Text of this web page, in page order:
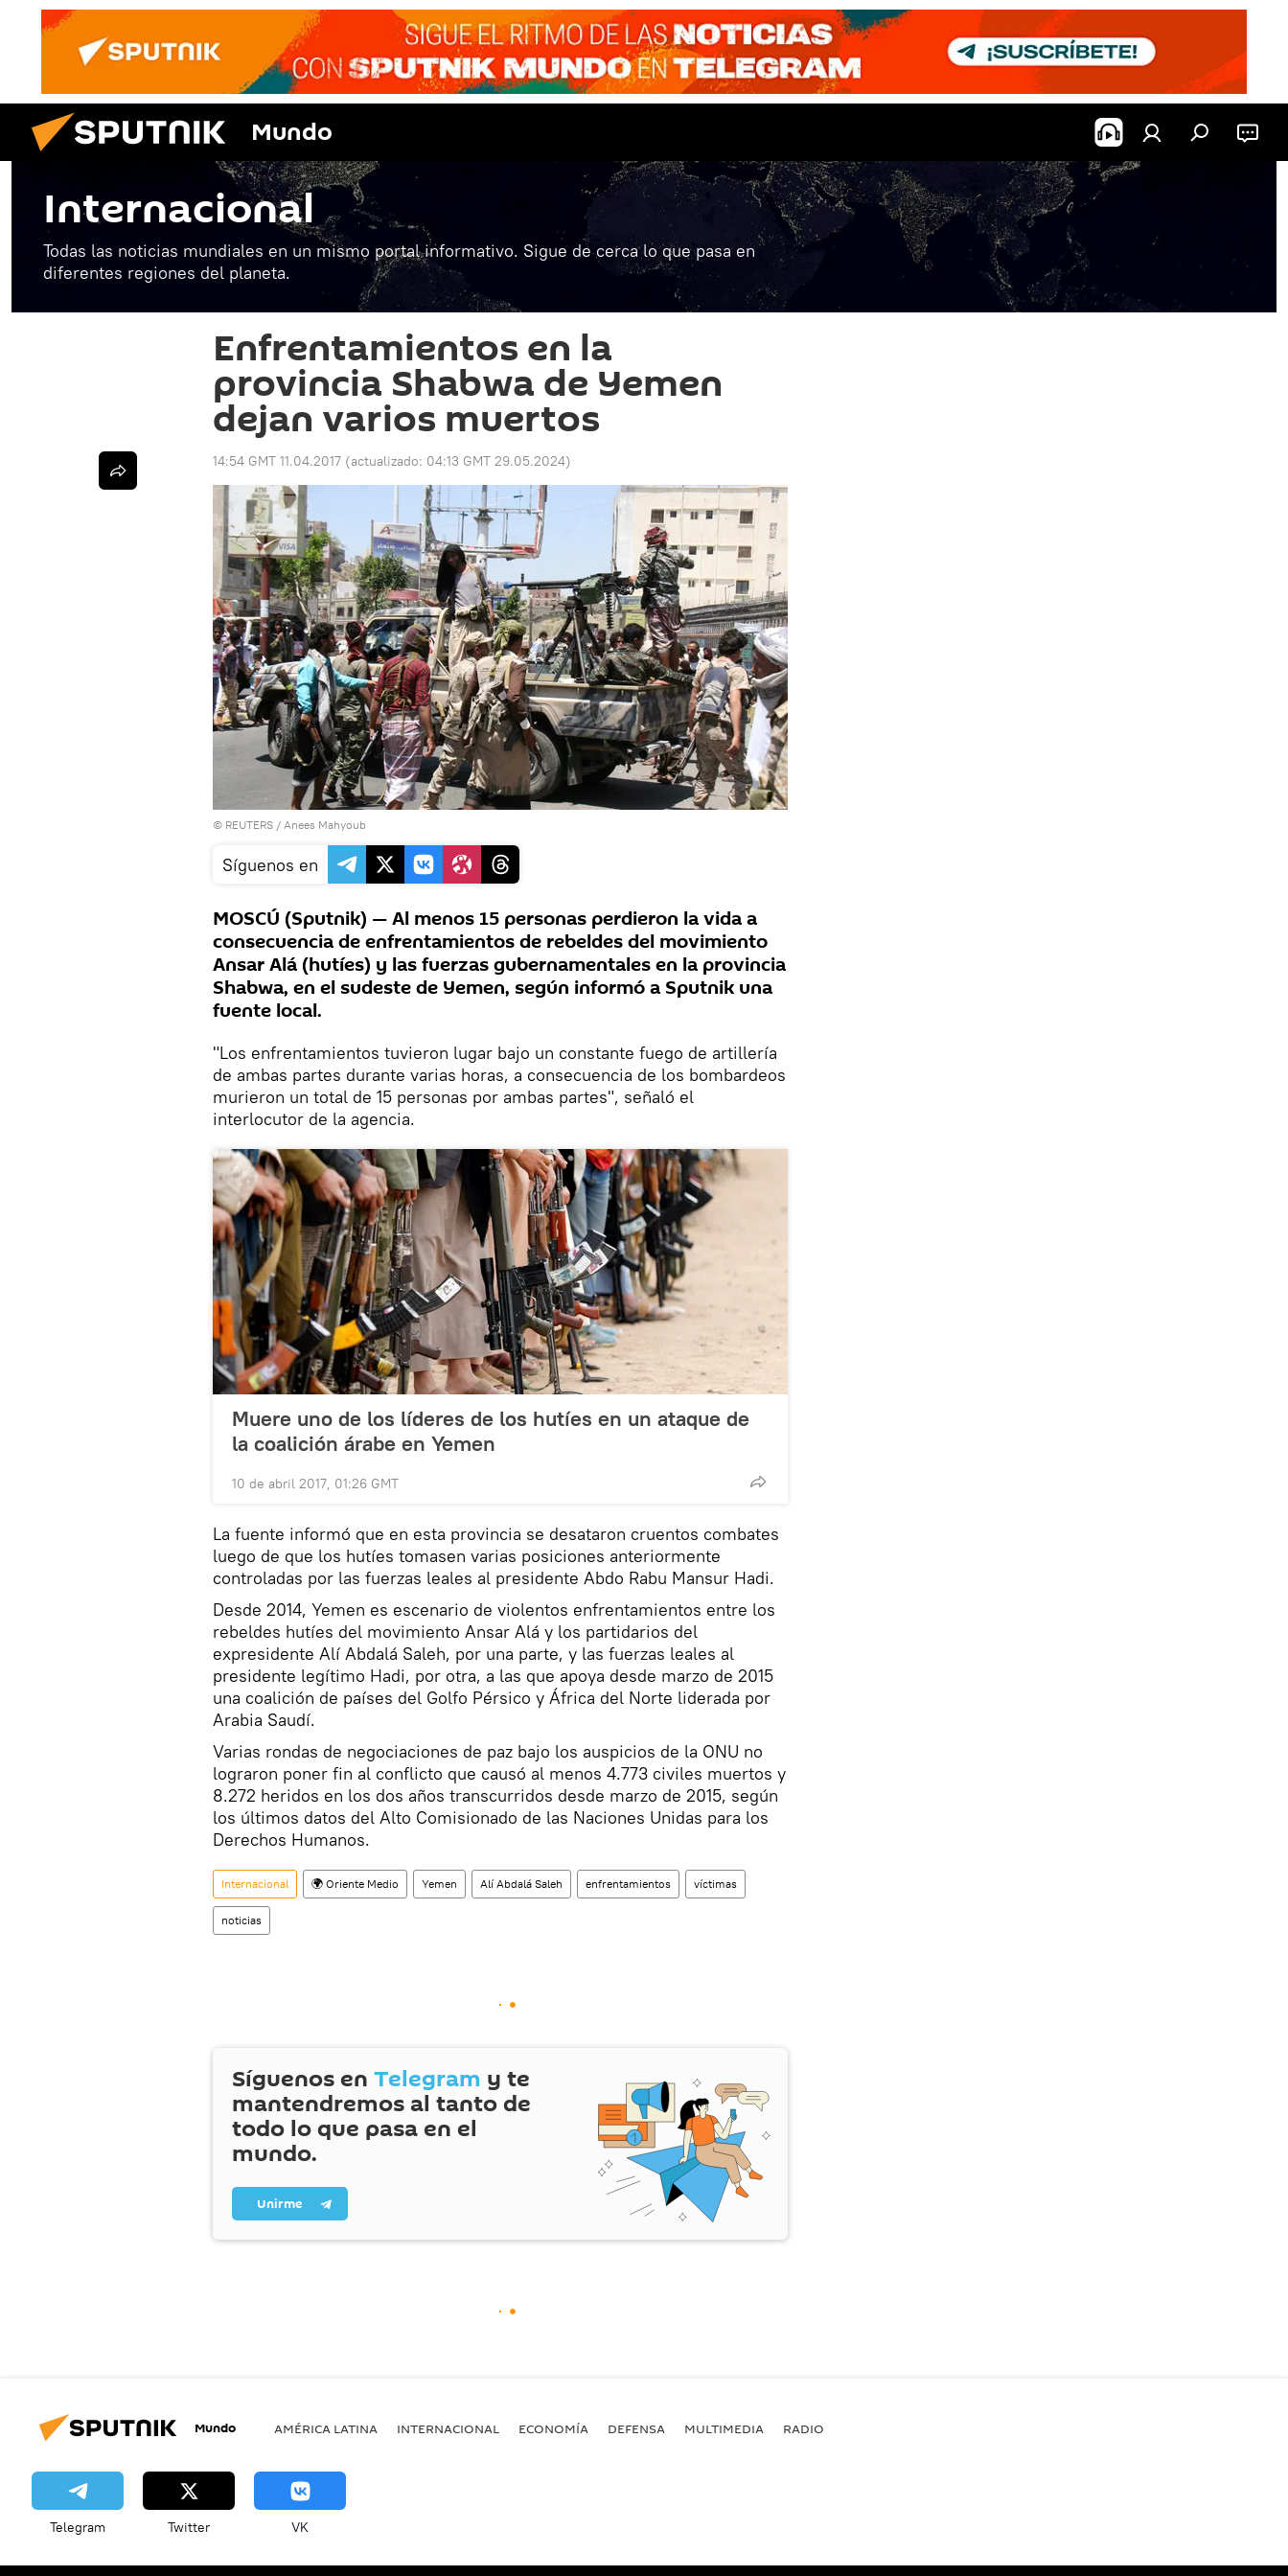
Mundo
Internacional
Todas las noticias mundiales en un mismo portal informativo. Sigue de cerca lo que pasa en
diferentes regiones del planeta.
Enfrentamientos en la
provincia Shabwa de Yemen
dejan varios muertos
14:54 GMT 11.04.2017 (actualizado: 04:13 GMT 29.05.2024)
© REUTERS / Anees Mahyoub
Síguenos en
MOSCÚ (Sputnik) — Al menos 15 personas perdieron la vida a
consecuencia de enfrentamientos de rebeldes del movimiento
Ansar Alá (hutíes) y las fuerzas gubernamentales en la provincia
Shabwa, en el sudeste de Yemen, según informó a Sputnik una
fuente local.
"Los enfrentamientos tuvieron lugar bajo un constante fuego de artillería
de ambas partes durante varias horas, a consecuencia de los bombardeos
murieron un total de 15 personas por ambas partes", señaló el
interlocutor de la agencia.
Muere uno de los líderes de los hutíes en un ataque de
la coalición árabe en Yemen
10 de abril 2017, 01:26 GMT
La fuente informó que en esta provincia se desataron cruentos combates
luego de que los hutíes tomasen varias posiciones anteriormente
controladas por las fuerzas leales al presidente Abdo Rabu Mansur Hadi.
Desde 2014, Yemen es escenario de violentos enfrentamientos entre los
rebeldes hutíes del movimiento Ansar Alá y los partidarios del
expresidente Alí Abdalá Saleh, por una parte, y las fuerzas leales al
presidente legítimo Hadi, por otra, a las que apoya desde marzo de 2015
una coalición de países del Golfo Pérsico y África del Norte liderada por
Arabia Saudí.
Varias rondas de negociaciones de paz bajo los auspicios de la ONU no
lograron poner fin al conflicto que causó al menos 4.773 civiles muertos y
8.272 heridos en los dos años transcurridos desde marzo de 2015, según
los últimos datos del Alto Comisionado de las Naciones Unidas para los
Derechos Humanos.
Internacional 🌍 Oriente Medio Yemen Alí Abdalá Saleh enfrentamientos víctimas
noticias
Síguenos en Telegram y te
mantendremos al tanto de
todo lo que pasa en el
mundo.
Unirme
Mundo AMÉRICA LATINA INTERNACIONAL ECONOMÍA DEFENSA MULTIMEDIA RADIO
Telegram Twitter VK